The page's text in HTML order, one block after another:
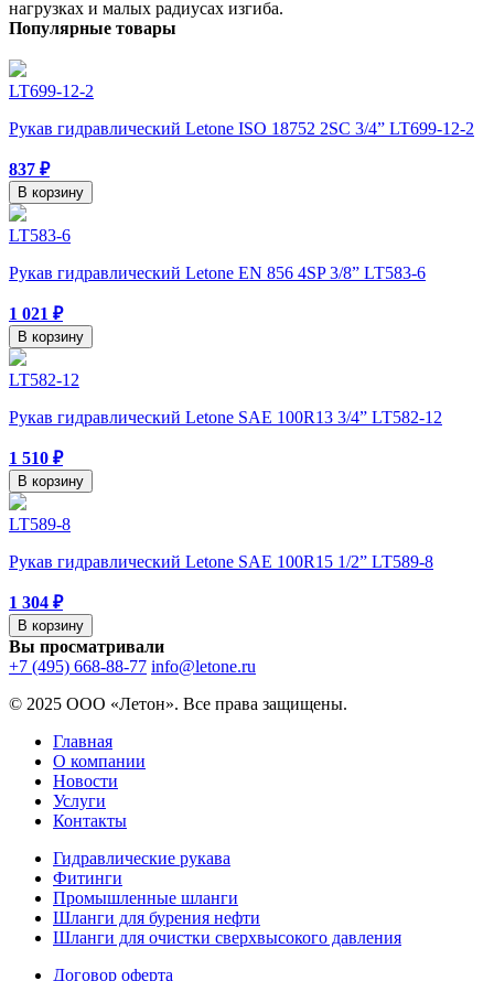
нагрузках и малых радиусах изгиба.
Популярные товары
LT699-12-2
Рукав гидравлический Letone ISO 18752 2SC 3/4” LT699-12-2
837 ₽
В корзину
LT583-6
Рукав гидравлический Letone EN 856 4SP 3/8” LT583-6
1 021 ₽
В корзину
LT582-12
Рукав гидравлический Letone SAE 100R13 3/4” LT582-12
1 510 ₽
В корзину
LT589-8
Рукав гидравлический Letone SAE 100R15 1/2” LT589-8
1 304 ₽
В корзину
Вы просматривали
+7 (495) 668-88-77 info@letone.ru
© 2025 ООО «Летон». Все права защищены.
Главная
О компании
Новости
Услуги
Контакты
Гидравлические рукава
Фитинги
Промышленные шланги
Шланги для бурения нефти
Шланги для очистки сверхвысокого давления
Договор оферта